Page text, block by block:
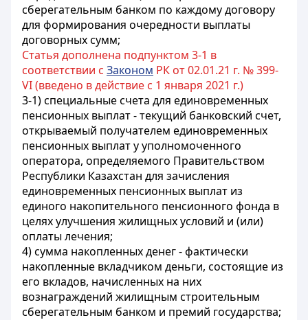
сберегательным банком по каждому договору
для формирования очередности выплаты
договорных сумм;
Статья дополнена подпунктом 3-1 в
соответствии с Законом РК от 02.01.21 г. № 399-
VI (введено в действие с 1 января 2021 г.)
3-1) специальные счета для единовременных
пенсионных выплат - текущий банковский счет,
открываемый получателем единовременных
пенсионных выплат у уполномоченного
оператора, определяемого Правительством
Республики Казахстан для зачисления
единовременных пенсионных выплат из
единого накопительного пенсионного фонда в
целях улучшения жилищных условий и (или)
оплаты лечения;
4) сумма накопленных денег - фактически
накопленные вкладчиком деньги, состоящие из
его вкладов, начисленных на них
вознаграждений жилищным строительным
сберегательным банком и премий государства;